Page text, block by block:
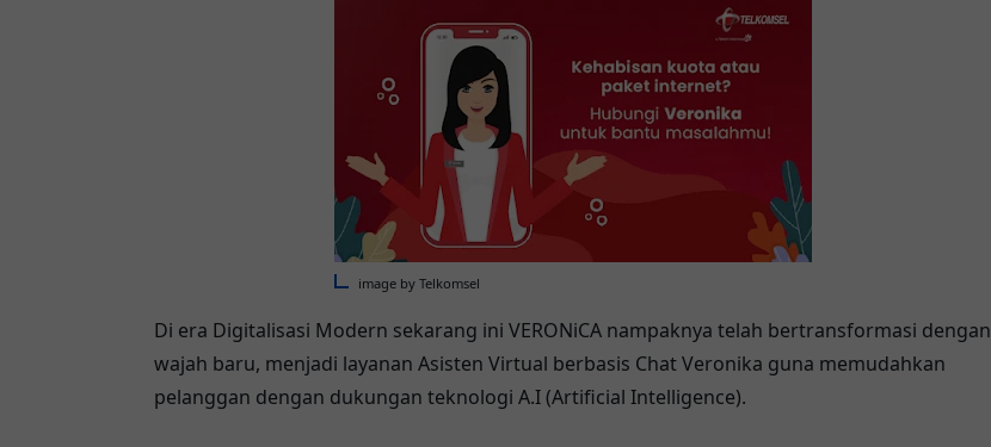
image by Telkomsel
Di era Digitalisasi Modern sekarang ini VERONiCA nampaknya telah bertransformasi dengan
wajah baru, menjadi layanan Asisten Virtual berbasis Chat Veronika guna memudahkan
pelanggan dengan dukungan teknologi A.I (Artificial Intelligence).